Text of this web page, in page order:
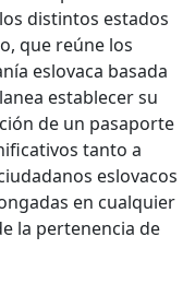
distintos estados
que reúne los
eslovaca basada
establecer su
de un pasaporte
tanto a
eslovacos
en cualquier
la pertenencia de